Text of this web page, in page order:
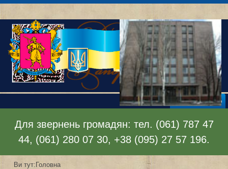
Відкрити меню
Для звернень громадян: тел. (061) 787 47
44, (061) 280 07 30, +38 (095) 27 57 196.
Ви тут:Головна